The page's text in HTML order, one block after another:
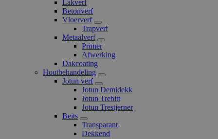
Lakverf
Betonverf
Vloerverf
Trapverf
Metaalverf
Primer
Afwerking
Dakcoating
Houtbehandeling
Jotun verf
Jotun Demidekk
Jotun Trebitt
Jotun Trestjerner
Beits
Transparant
Dekkend